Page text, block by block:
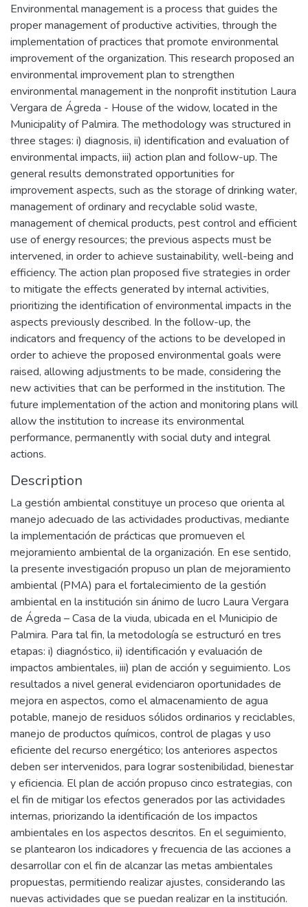
Environmental management is a process that guides the
proper management of productive activities, through the
implementation of practices that promote environmental
improvement of the organization. This research proposed an
environmental improvement plan to strengthen
environmental management in the nonprofit institution Laura
Vergara de Ágreda - House of the widow, located in the
Municipality of Palmira. The methodology was structured in
three stages: i) diagnosis, ii) identification and evaluation of
environmental impacts, iii) action plan and follow-up. The
general results demonstrated opportunities for
improvement aspects, such as the storage of drinking water,
management of ordinary and recyclable solid waste,
management of chemical products, pest control and efficient
use of energy resources; the previous aspects must be
intervened, in order to achieve sustainability, well-being and
efficiency. The action plan proposed five strategies in order
to mitigate the effects generated by internal activities,
prioritizing the identification of environmental impacts in the
aspects previously described. In the follow-up, the
indicators and frequency of the actions to be developed in
order to achieve the proposed environmental goals were
raised, allowing adjustments to be made, considering the
new activities that can be performed in the institution. The
future implementation of the action and monitoring plans will
allow the institution to increase its environmental
performance, permanently with social duty and integral
actions.
Description
La gestión ambiental constituye un proceso que orienta al
manejo adecuado de las actividades productivas, mediante
la implementación de prácticas que promueven el
mejoramiento ambiental de la organización. En ese sentido,
la presente investigación propuso un plan de mejoramiento
ambiental (PMA) para el fortalecimiento de la gestión
ambiental en la institución sin ánimo de lucro Laura Vergara
de Ágreda – Casa de la viuda, ubicada en el Municipio de
Palmira. Para tal fin, la metodología se estructuró en tres
etapas: i) diagnóstico, ii) identificación y evaluación de
impactos ambientales, iii) plan de acción y seguimiento. Los
resultados a nivel general evidenciaron oportunidades de
mejora en aspectos, como el almacenamiento de agua
potable, manejo de residuos sólidos ordinarios y reciclables,
manejo de productos químicos, control de plagas y uso
eficiente del recurso energético; los anteriores aspectos
deben ser intervenidos, para lograr sostenibilidad, bienestar
y eficiencia. El plan de acción propuso cinco estrategias, con
el fin de mitigar los efectos generados por las actividades
internas, priorizando la identificación de los impactos
ambientales en los aspectos descritos. En el seguimiento,
se plantearon los indicadores y frecuencia de las acciones a
desarrollar con el fin de alcanzar las metas ambientales
propuestas, permitiendo realizar ajustes, considerando las
nuevas actividades que se puedan realizar en la institución.